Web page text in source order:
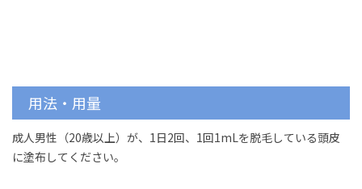
用法・用量
成人男性（20歳以上）が、1日2回、1回1mLを脱毛している頭皮
に塗布してください。